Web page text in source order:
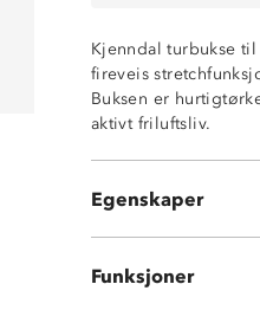
Kjenndal turbukse
fireveis
Buksen er
aktivt friluftsliv.
Egenskaper
Hurtigtørkende
God stretch
To frontlommer
To lårlommer
Slitesterkt og
Funksjoner